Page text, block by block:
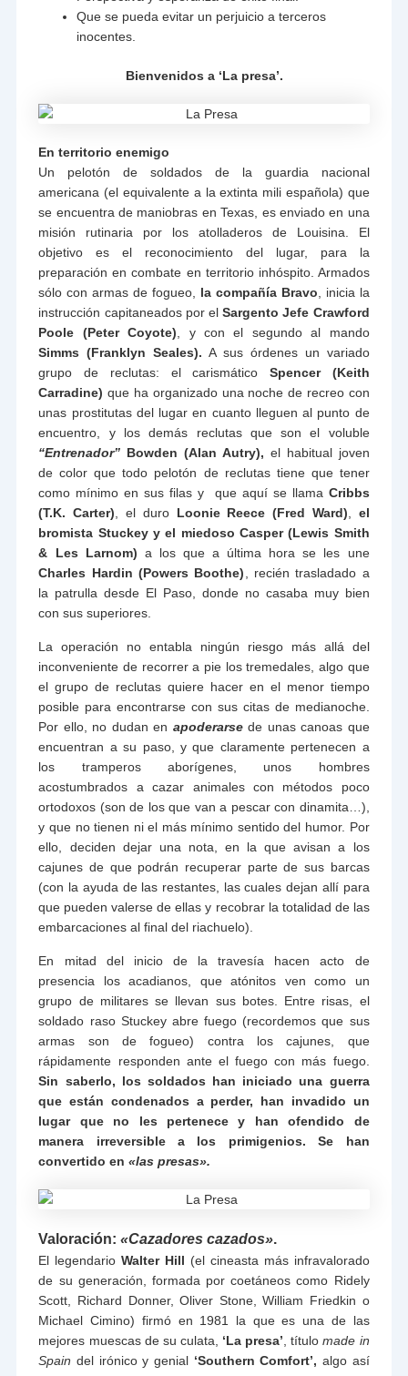
Que se pueda evitar un perjuicio a terceros
inocentes.
Bienvenidos a ‘La presa’.
En territorio enemigo
Un pelotón de soldados de la guardia nacional
americana (el equivalente a la extinta mili española) que
se encuentra de maniobras en Texas, es enviado en una
misión rutinaria por los atolladeros de Louisina. El
objetivo es el reconocimiento del lugar, para la
preparación en combate en territorio inhóspito. Armados
sólo con armas de fogueo,
la compañía Bravo , inicia la
instrucción capitaneados por elSargento Jefe Crawford
Poole (Peter Coyote) , y con el segundo al mando
Simms (Franklyn Seales). A sus órdenes un variado
grupo de reclutas: el carismático Spencer (Keith
Carradine) que ha organizado una noche de recreo con
unas prostitutas del lugar en cuanto lleguen al punto de
encuentro, y los demás reclutas que son el voluble
“Entrenador” Bowden (Alan Autry), el habitual joven
de color que todo pelotón de reclutas tiene que tener
como mínimo en sus filas y que aquí se llama Cribbs
(T.K. Carter) , el duro Loonie Reece (Fred Ward)
el
bromista Stuckey y el miedoso Casper (Lewis Smith
& Les Larnom) a los que a última hora se les une
Charles Hardin (Powers Boothe) , recién trasladado a
la patrulla desde El Paso, donde no casaba muy bien
con sus superiores.
La operación no entabla ningún riesgo más allá del
inconveniente de recorrer a pie los tremedales, algo que
el grupo de reclutas quiere hacer en el menor tiempo
posible para encontrarse con sus citas de medianoche.
Por ello, no dudan en apoderarsede unas canoas que
encuentran a su paso, y que claramente pertenecen a
los tramperos aborígenes, unos hombres
acostumbrados a cazar animales con métodos poco
ortodoxos (son de los que van a pescar con dinamita…),
y que no tienen ni el más mínimo sentido del humor. Por
ello, deciden dejar una nota, en la que avisan a los
cajunes de que podrán recuperar parte de sus barcas
(con la ayuda de las restantes, las cuales dejan allí para
que pueden valerse de ellas y recobrar la totalidad de las
embarcaciones al final del riachuelo).
En mitad del inicio de la travesía hacen acto de
presencia los acadianos, que atónitos ven como un
grupo de militares se llevan sus botes. Entre risas, el
soldado raso Stuckey abre fuego (recordemos que sus
armas son de fogueo) contra los cajunes, que
rápidamente responden ante el fuego con más fuego.
Sin saberlo, los soldados han iniciado una guerra
que están condenados a perder, han invadido un
lugar que no les pertenece y han ofendido de
manera irreversible a los primigenios. Se han
convertido en«las presas».
Valoración:«Cazadores cazados».
El legendarioWalter Hill (el cineasta más infravalorado
de su generación, formada por coetáneos como Ridely
Scott, Richard Donner, Oliver Stone, William Friedkin o
Michael Cimino) firmó en 1981 la que es una de las
mejores muescas de su culata, ‘La presa’ , títulomade in
Spain del irónico y genial ‘Southern Comfort’, algo así